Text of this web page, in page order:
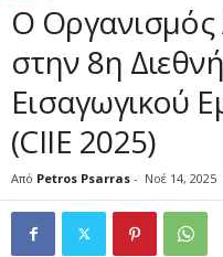
Ο Οργανισμός
στην 8η
Εισαγωγικού
(CIIE 2025)
Από Petros Psarras - Νοέ 14, 2025